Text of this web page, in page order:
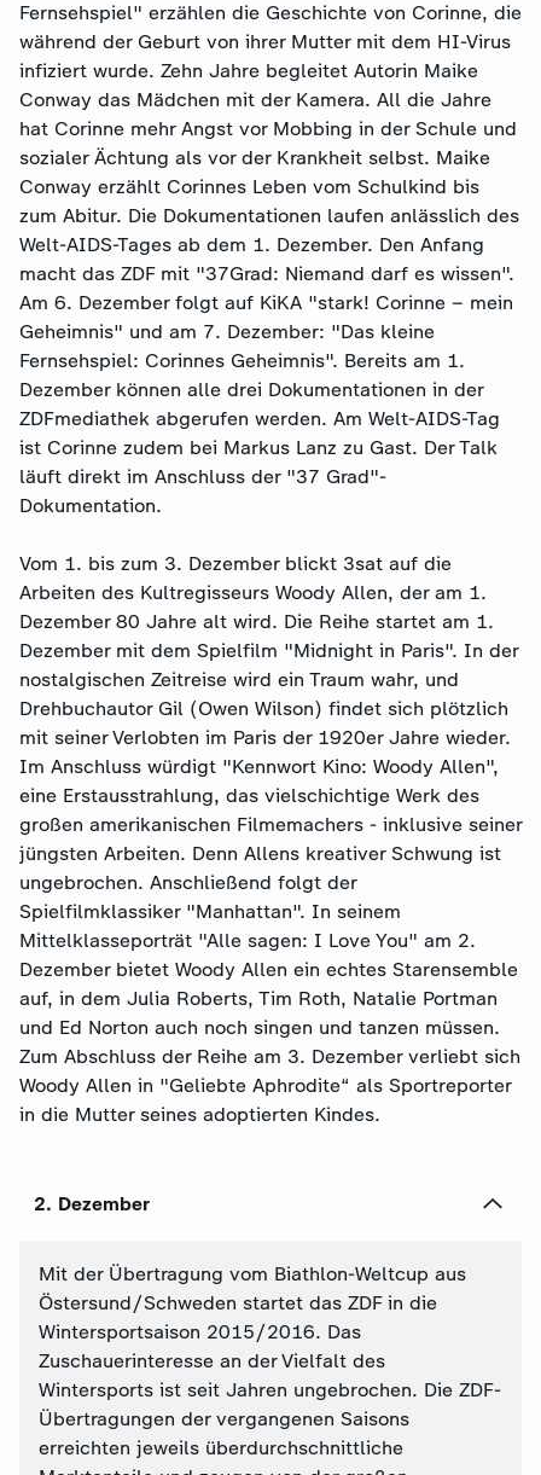
Fernsehspiel" erzählen die Geschichte von Corinne, die
während der Geburt von ihrer Mutter mit dem HI-Virus
infiziert wurde. Zehn Jahre begleitet Autorin Maike
Conway das Mädchen mit der Kamera. All die Jahre
hat Corinne mehr Angst vor Mobbing in der Schule und
sozialer Ächtung als vor der Krankheit selbst. Maike
Conway erzählt Corinnes Leben vom Schulkind bis
zum Abitur. Die Dokumentationen laufen anlässlich des
Welt-AIDS-Tages ab dem 1. Dezember. Den Anfang
macht das ZDF mit "37Grad: Niemand darf es wissen".
Am 6. Dezember folgt auf KiKA "stark! Corinne – mein
Geheimnis" und am 7. Dezember: "Das kleine
Fernsehspiel: Corinnes Geheimnis". Bereits am 1.
Dezember können alle drei Dokumentationen in der
ZDFmediathek abgerufen werden. Am Welt-AIDS-Tag
ist Corinne zudem bei Markus Lanz zu Gast. Der Talk
läuft direkt im Anschluss der "37 Grad"-
Dokumentation.
Vom 1. bis zum 3. Dezember blickt 3sat auf die
Arbeiten des Kultregisseurs Woody Allen, der am 1.
Dezember 80 Jahre alt wird. Die Reihe startet am 1.
Dezember mit dem Spielfilm "Midnight in Paris". In der
nostalgischen Zeitreise wird ein Traum wahr, und
Drehbuchautor Gil (Owen Wilson) findet sich plötzlich
mit seiner Verlobten im Paris der 1920er Jahre wieder.
Im Anschluss würdigt "Kennwort Kino: Woody Allen",
eine Erstausstrahlung, das vielschichtige Werk des
großen amerikanischen Filmemachers - inklusive seiner
jüngsten Arbeiten. Denn Allens kreativer Schwung ist
ungebrochen. Anschließend folgt der
Spielfilmklassiker "Manhattan". In seinem
Mittelklasseporträt "Alle sagen: I Love You" am 2.
Dezember bietet Woody Allen ein echtes Starensemble
auf, in dem Julia Roberts, Tim Roth, Natalie Portman
und Ed Norton auch noch singen und tanzen müssen.
Zum Abschluss der Reihe am 3. Dezember verliebt sich
Woody Allen in "Geliebte Aphrodite“ als Sportreporter
in die Mutter seines adoptierten Kindes.
2. Dezember
Mit der Übertragung vom Biathlon-Weltcup aus
Östersund/Schweden startet das ZDF in die
Wintersportsaison 2015/2016. Das
Zuschauerinteresse an der Vielfalt des
Wintersports ist seit Jahren ungebrochen. Die ZDF-
Übertragungen der vergangenen Saisons
erreichten jeweils überdurchschnittliche